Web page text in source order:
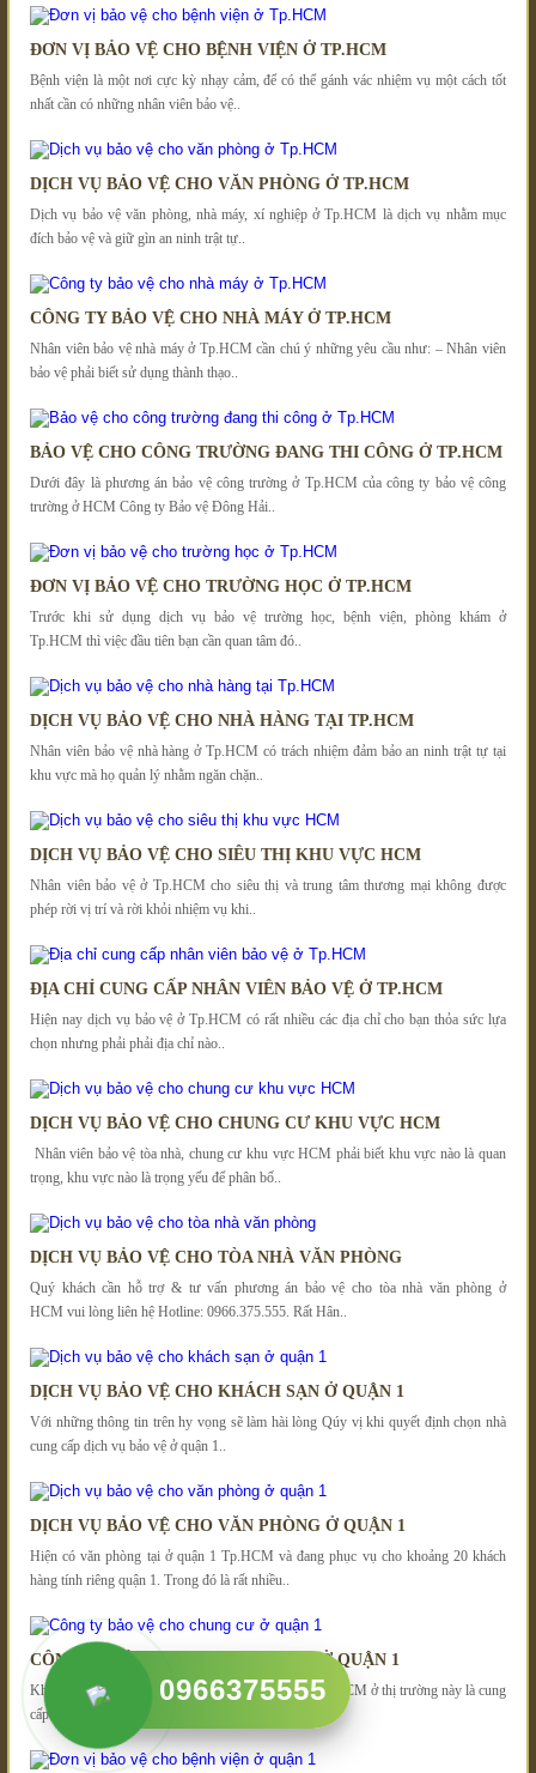
ĐƠN VỊ BẢO VỆ CHO BỆNH VIỆN Ở TP.HCM
Bệnh viện là một nơi cực kỳ nhạy cảm, để có thể gánh vác nhiệm vụ một cách tốt
nhất cần có những nhân viên bảo vệ..
DỊCH VỤ BẢO VỆ CHO VĂN PHÒNG Ở TP.HCM
Dịch vụ bảo vệ văn phòng, nhà máy, xí nghiệp ở Tp.HCM là dịch vụ nhằm mục
đích bảo vệ và giữ gìn an ninh trật tự..
CÔNG TY BẢO VỆ CHO NHÀ MÁY Ở TP.HCM
Nhân viên bảo vệ nhà máy ở Tp.HCM cần chú ý những yêu cầu như: – Nhân viên
bảo vệ phải biết sử dụng thành thạo..
BẢO VỆ CHO CÔNG TRƯỜNG ĐANG THI CÔNG Ở TP.HCM
Dưới đây là phương án bảo vệ công trường ở Tp.HCM của công ty bảo vệ công
trường ở HCM Công ty Bảo vệ Đông Hải..
ĐƠN VỊ BẢO VỆ CHO TRƯỜNG HỌC Ở TP.HCM
Trước khi sử dụng dịch vụ bảo vệ trường học, bệnh viện, phòng khám ở
Tp.HCM thì việc đầu tiên bạn cần quan tâm đó..
DỊCH VỤ BẢO VỆ CHO NHÀ HÀNG TẠI TP.HCM
Nhân viên bảo vệ nhà hàng ở Tp.HCM có trách nhiệm đảm bảo an ninh trật tự tại
khu vực mà họ quản lý nhằm ngăn chặn..
DỊCH VỤ BẢO VỆ CHO SIÊU THỊ KHU VỰC HCM
Nhân viên bảo vệ ở Tp.HCM cho siêu thị và trung tâm thương mại không được
phép rời vị trí và rời khỏi nhiệm vụ khi..
ĐỊA CHỈ CUNG CẤP NHÂN VIÊN BẢO VỆ Ở TP.HCM
Hiện nay dịch vụ bảo vệ ở Tp.HCM có rất nhiều các địa chỉ cho bạn thỏa sức lựa
chọn nhưng phải phải địa chỉ nào..
DỊCH VỤ BẢO VỆ CHO CHUNG CƯ KHU VỰC HCM
Nhân viên bảo vệ tòa nhà, chung cư khu vực HCM phải biết khu vực nào là quan
trọng, khu vực nào là trọng yếu để phân bố..
DỊCH VỤ BẢO VỆ CHO TÒA NHÀ VĂN PHÒNG
Quý khách cần hỗ trợ & tư vấn phương án bảo vệ cho tòa nhà văn phòng ở
HCM vui lòng liên hệ Hotline: 0966.375.555. Rất Hân..
DỊCH VỤ BẢO VỆ CHO KHÁCH SẠN Ở QUẬN 1
Với những thông tin trên hy vọng sẽ làm hài lòng Qúy vị khi quyết định chọn nhà
cung cấp dịch vụ bảo vệ ở quận 1..
DỊCH VỤ BẢO VỆ CHO VĂN PHÒNG Ở QUẬN 1
Hiện có văn phòng tại ở quận 1 Tp.HCM và đang phục vụ cho khoảng 20 khách
hàng tính riêng quận 1. Trong đó là rất nhiều..
CÔNG TY BẢO VỆ CHO CHUNG CƯ Ở QUẬN 1
Khách hàng mục tiêu của cong ty bao ve ở quận 1 Tp.HCM ở thị trường này là cung
cấp các gói dịch vụ về bảo vệ tòa nhà,..
0966375555